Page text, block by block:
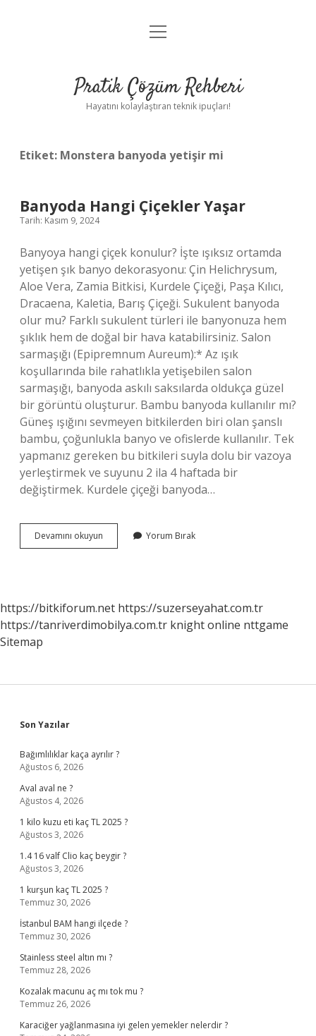
Anasayfa
Yasal Uyarı
menüyü
Pratik Çözüm Rehberi
Hayatını kolaylaştıran teknik ipuçları!
Etiket: Monstera banyoda yetişir mi
Banyoda Hangi Çiçekler Yaşar
Tarih: Kasım 9, 2024
Banyoya hangi çiçek konulur? İşte ışıksız ortamda
yetişen şık banyo dekorasyonu: Çin Helichrysum,
Aloe Vera, Zamia Bitkisi, Kurdele Çiçeği, Paşa Kılıcı,
Dracaena, Kaletia, Barış Çiçeği. Sukulent banyoda
olur mu? Farklı sukulent türleri ile banyonuza hem
şıklık hem de doğal bir hava katabilirsiniz. Salon
sarmaşığı (Epipremnum Aureum):* Az ışık
koşullarında bile rahatlıkla yetişebilen salon
sarmaşığı, banyoda askılı saksılarda oldukça güzel
bir görüntü oluşturur. Bambu banyoda kullanılır mı?
Güneş ışığını sevmeyen bitkilerden biri olan şanslı
bambu, çoğunlukla banyo ve ofislerde kullanılır. Tek
yapmanız gereken bu bitkileri suyla dolu bir vazoya
yerleştirmek ve suyunu 2 ila 4 haftada bir
değiştirmek. Kurdele çiçeği banyoda…
Devamını okuyun Banyoda
Hangi
Yorum Bırak
https://bitkiforum.net https://suzerseyahat.com.tr
https://tanriverdimobilya.com.tr knight online nttgame
Sitemap
Sidebar
Son Yazılar
Bağımlılıklar kaça ayrılır ?
Ağustos 6, 2026
Aval aval ne ?
Ağustos 4, 2026
1 kilo kuzu eti kaç TL 2025 ?
Ağustos 3, 2026
1.4 16 valf Clio kaç beygir ?
Ağustos 3, 2026
1 kurşun kaç TL 2025 ?
Temmuz 30, 2026
İstanbul BAM hangi ilçede ?
Temmuz 30, 2026
Stainless steel altın mı ?
Temmuz 28, 2026
Kozalak macunu aç mı tok mu ?
Temmuz 26, 2026
Karaciğer yağlanmasına iyi gelen yemekler nelerdir ?